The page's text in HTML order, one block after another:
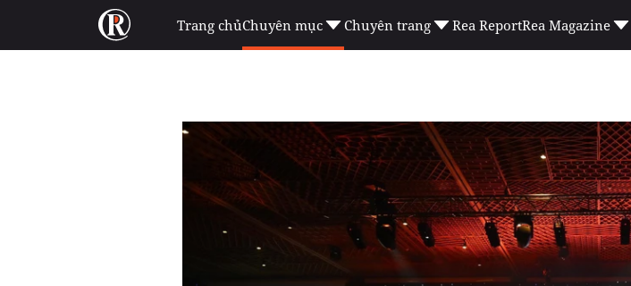
Trang chủChuyên mục Chuyên trang Rea ReportRea Magazine